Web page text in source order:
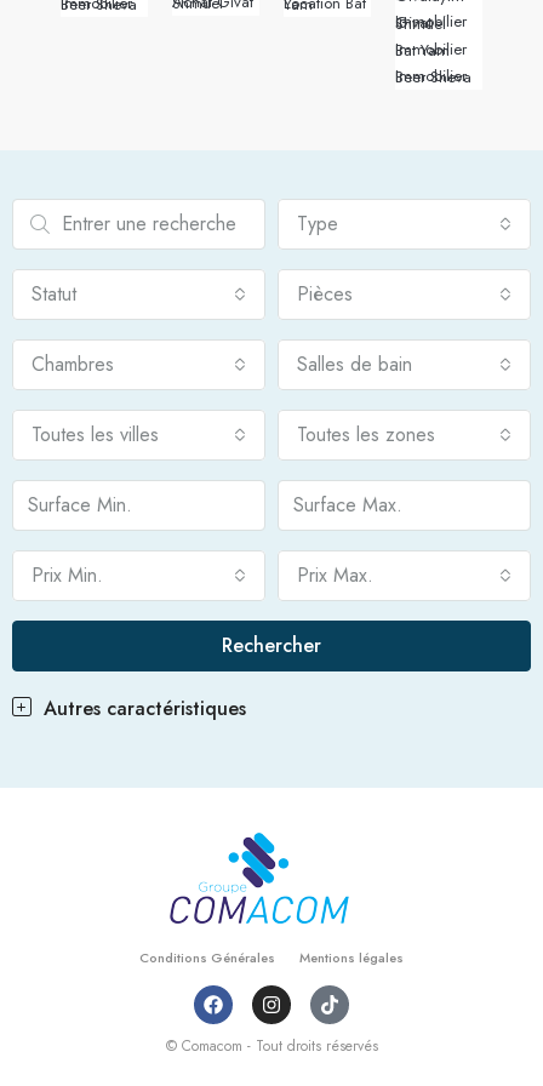
Immobilier Givat Shmuel
Immobilier Bat Yam
Immobilier Beer Sheva
Type
Statut Pièces
Chambres Salles de bain
Toutes les villes Toutes les zones
Prix Min. Prix Max.
Rechercher
Autres caractéristiques
Conditions Générales Mentions légales
© Comacom - Tout droits réservés